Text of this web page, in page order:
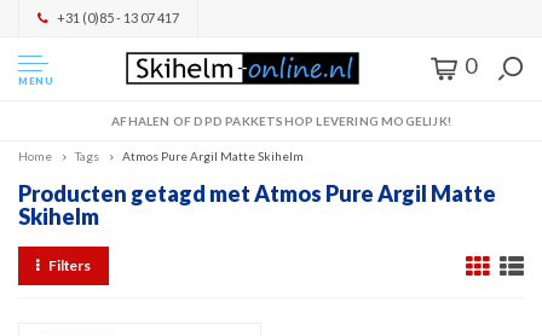
+31 (0)85 - 13 07 417
MENU
0
AFHALEN OF DPD PAKKETSHOP LEVERING MOGELIJK!
Home Tags Atmos Pure Argil Matte Skihelm
Producten getagd met Atmos Pure Argil Matte
Skihelm
Filters